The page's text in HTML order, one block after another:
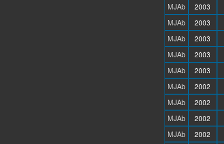
MJAb
2003
MJAb
2003
MJAb
2003
MJAb
2003
MJAb
2003
MJAb
2002
MJAb
2002
MJAb
2002
MJAb
2002